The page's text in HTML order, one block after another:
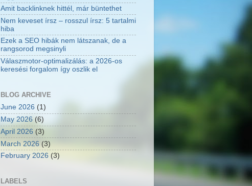
Amit backlinknek hittél, már büntethet
Nem keveset írsz – rosszul írsz: 5 tartalmi
hiba
Ezek a SEO hibák nem látszanak, de a
rangsorod megsinyli
Válaszmotor-optimalizálás: a 2026-os
keresési forgalom így oszlik el
BLOG ARCHIVE
June 2026 (1)
May 2026 (6)
April 2026 (3)
March 2026 (3)
February 2026 (3)
LABELS